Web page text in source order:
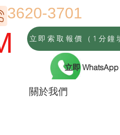
3620-3701
立即索取報價（1分鐘
立即
關於我們